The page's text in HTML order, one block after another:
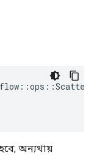
অন্যথায়